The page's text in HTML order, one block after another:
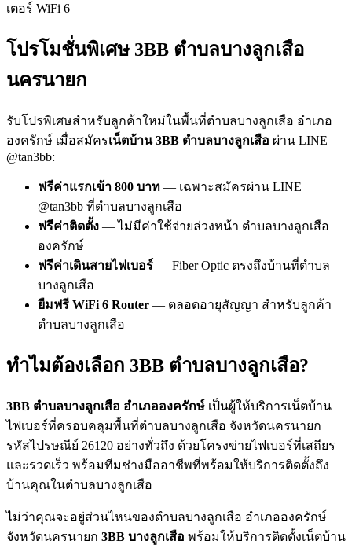
เตอร์ WiFi 6
โปรโมชั่นพิเศษ 3BB ตำบลบางลูกเสือ
นครนายก
รับโปรพิเศษสำหรับลูกค้าใหม่ในพื้นที่ตำบลบางลูกเสือ อำเภอ
องครักษ์ เมื่อสมัครเน็ตบ้าน 3BB ตำบลบางลูกเสือ ผ่าน LINE
@tan3bb:
ฟรีค่าแรกเข้า 800 บาท — เฉพาะสมัครผ่าน LINE
@tan3bb ที่ตำบลบางลูกเสือ
ฟรีค่าติดตั้ง — ไม่มีค่าใช้จ่ายล่วงหน้า ตำบลบางลูกเสือ
องครักษ์
ฟรีค่าเดินสายไฟเบอร์ — Fiber Optic ตรงถึงบ้านที่ตำบล
บางลูกเสือ
ยืมฟรี WiFi 6 Router — ตลอดอายุสัญญา สำหรับลูกค้า
ตำบลบางลูกเสือ
ทำไมต้องเลือก 3BB ตำบลบางลูกเสือ?
3BB ตำบลบางลูกเสือ อำเภอองครักษ์ เป็นผู้ให้บริการเน็ตบ้าน
ไฟเบอร์ที่ครอบคลุมพื้นที่ตำบลบางลูกเสือ จังหวัดนครนายก
รหัสไปรษณีย์ 26120 อย่างทั่วถึง ด้วยโครงข่ายไฟเบอร์ที่เสถียร
และรวดเร็ว พร้อมทีมช่างมืออาชีพที่พร้อมให้บริการติดตั้งถึง
บ้านคุณในตำบลบางลูกเสือ
ไม่ว่าคุณจะอยู่ส่วนไหนของตำบลบางลูกเสือ อำเภอองครักษ์
จังหวัดนครนายก 3BB บางลูกเสือ พร้อมให้บริการติดตั้งเน็ตบ้าน